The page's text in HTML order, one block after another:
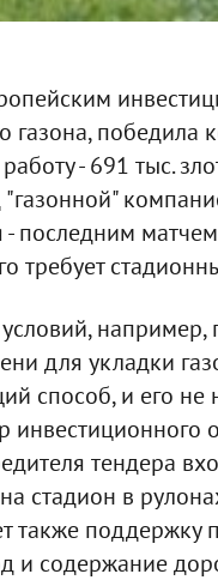
газона,
- 691 тыс.
последним
требует
для укладки
способ, и его не
тендера
стадион в
также поддержку
и содержание